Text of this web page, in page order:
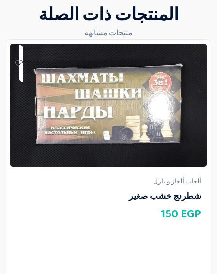
المنتجات ذات الصلة
منتجات مشابهه
ألعاب ألغاز و بازل
شطرنج خشب صغير
150 EGP